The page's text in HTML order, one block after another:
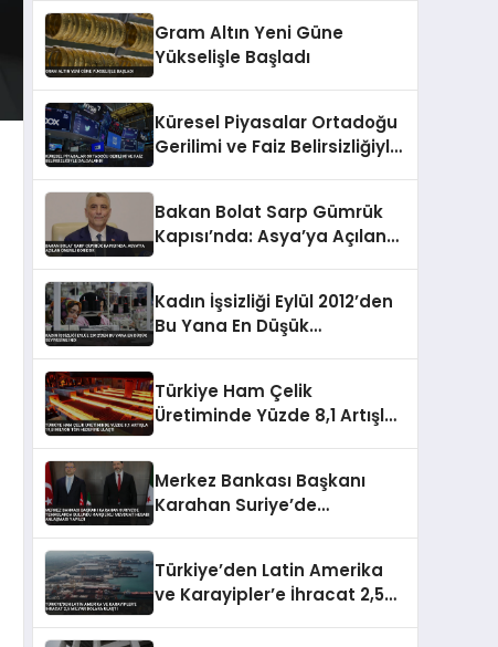
Gram Altın Yeni Güne
Yükselişle Başladı
Küresel Piyasalar Ortadoğu
Gerilimi ve Faiz Belirsizliğiyle
Bakan Bolat Sarp Gümrük
Kapısı’nda: Asya’ya Açılan
Kadın İşsizliği Eylül 2012’den
Bu Yana En Düşük
Türkiye Ham Çelik
Üretiminde Yüzde 8,1 Artışla
Merkez Bankası Başkanı
Karahan Suriye’de
Anlaşması Yapıldı
Türkiye’den Latin Amerika
ve Karayipler’e İhracat 2,5